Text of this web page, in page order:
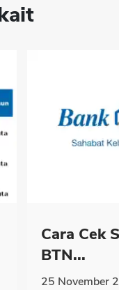
Cara Cek
BTN...
25 November